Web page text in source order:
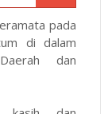
pada
di dalam
dan